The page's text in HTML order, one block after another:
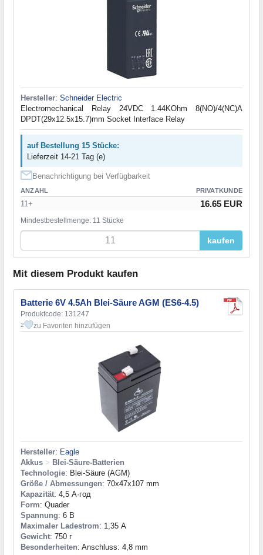
Hersteller: Schneider Electric
Electromechanical Relay 24VDC 1.44KOhm 8(NO)/4(NC)A
DPDT(29x12.5x15.7)mm Socket Interface Relay
auf Bestellung 15 Stücke:
Lieferzeit 14-21 Tag (e)
Benachrichtigung bei Verfügbarkeit
ANZAHL PRIVATKUNDE
11+ 16.65 EUR
Mindestbestellmenge: 11 Stücke
kaufen
Mit diesem Produkt kaufen
Batterie 6V 4.5Ah Blei-Säure AGM (ES6-4.5)
Produktcode: 131247
2 zu Favoriten hinzufügen
Hersteller: Eagle
Akkus > Blei-Säure-Batterien
Technologie: Blei-Säure (AGM)
Größe / Abmessungen: 70x47x107 mm
Kapazität: 4,5 А·год
Form: Quader
Spannung: 6 В
Maximaler Ladestrom: 1,35 А
Gewicht: 750 г
Besonderheiten: Anschluss: 4,8 mm